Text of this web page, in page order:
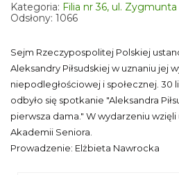
Kategoria: Filia nr 36, ul.
Odsłony: 1066
Sejm Rzeczypospolitej Polskiej
Aleksandry Piłsudskiej w uznaniu jej
niepodległościowej i społecznej. 30
odbyło się spotkanie "Aleksandra
pierwsza dama." W wydarzeniu wzięli
Akademii Seniora.
Prowadzenie: Elżbieta Nawrocka